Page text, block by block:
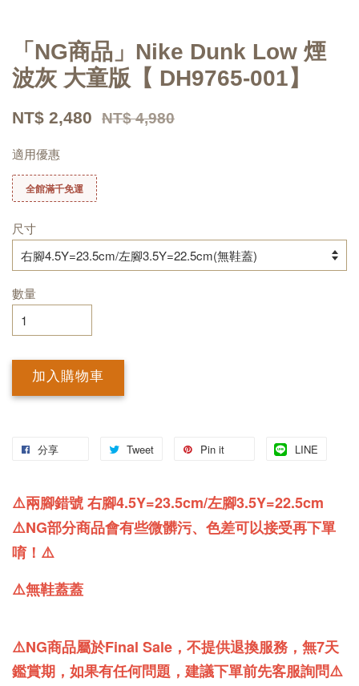
「NG商品」Nike Dunk Low 煙
波灰 大童版【 DH9765-001】
NT$ 2,480 NT$ 4,980
適用優惠
全館滿千免運
尺寸
數量
加入購物車
分享 Tweet Pin it LINE
⚠️兩腳錯號 右腳4.5Y=23.5cm/左腳3.5Y=22.5cm
⚠️NG部分商品會有些微髒污、色差可以接受再下單
唷！⚠️
⚠️無鞋蓋蓋
⚠️NG商品屬於Final Sale，不提供退換服務，無7天
鑑賞期，如果有任何問題，建議下單前先客服詢問⚠️